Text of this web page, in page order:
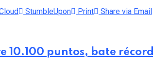
StumbleUpon Print
Share via Email
10.100 puntos, bate